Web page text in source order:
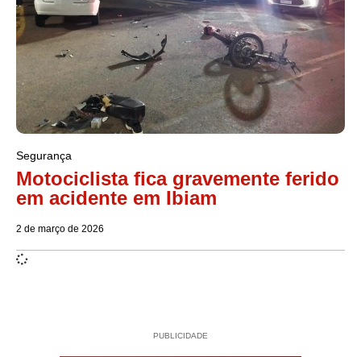
Segurança
Motociclista fica gravemente ferido
em acidente em Ibiam
2 de março de 2026
PUBLICIDADE